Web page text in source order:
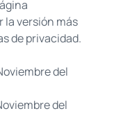
la versión más
de privacidad.
del
del